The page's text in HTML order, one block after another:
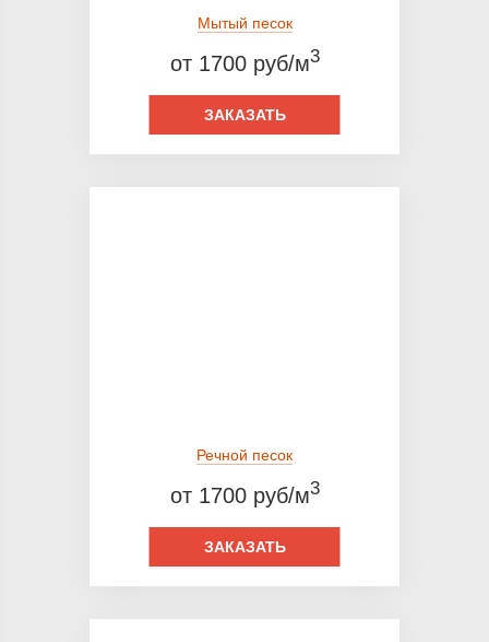
Мытый песок
от 1700 руб/м3
ЗАКАЗАТЬ
Речной песок
от 1700 руб/м3
ЗАКАЗАТЬ